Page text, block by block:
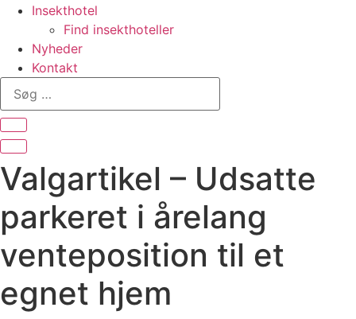
Insekthotel
Find insekthoteller
Nyheder
Kontakt
Søg
Valgartikel – Udsatte
parkeret i årelang
venteposition til et
egnet hjem